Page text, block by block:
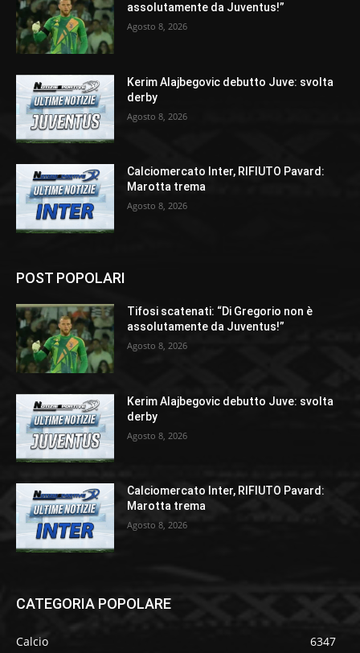
assolutamente da Juventus!”
Agosto 8, 2026
Kerim Alajbegovic debutto Juve: svolta
derby
Agosto 8, 2026
Calciomercato Inter, RIFIUTO Pavard:
Marotta trema
Agosto 8, 2026
POST POPOLARI
Tifosi scatenati: “Di Gregorio non è
assolutamente da Juventus!”
Agosto 8, 2026
Kerim Alajbegovic debutto Juve: svolta
derby
Agosto 8, 2026
Calciomercato Inter, RIFIUTO Pavard:
Marotta trema
Agosto 8, 2026
CATEGORIA POPOLARE
Calcio
6347